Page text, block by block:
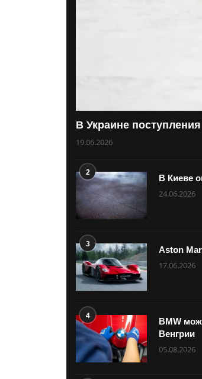
В Украине
19.06.2026
2
В Киеве
24.06.2026
3
Aston
17.06.2026
4
BMW
Венгрии
05.08.2026